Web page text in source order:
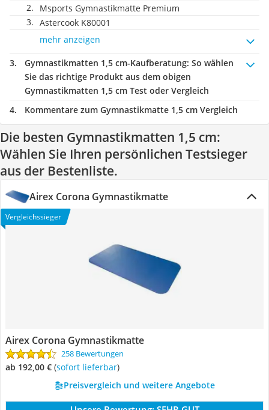
Msports Gymnastikmatte Premium
Astercook K80001
mehr anzeigen
Gymnastikmatten 1,5 cm-Kaufberatung: So wählen
Sie das richtige Produkt aus dem obigen
Gymnastikmatten 1,5 cm Test oder Vergleich
Kommentare zum Gymnastikmatte 1,5 cm Vergleich
Die besten Gymnastikmatten 1,5 cm:
Wählen Sie Ihren persönlichen Testsieger
aus der Bestenliste.
Airex Corona Gymnastikmatte
Vergleichssieger
Airex Corona Gymnastikmatte
258 Bewertungen
ab 192,00 € ( Sofort lieferbar)
Preisvergleich und weitere Angebote